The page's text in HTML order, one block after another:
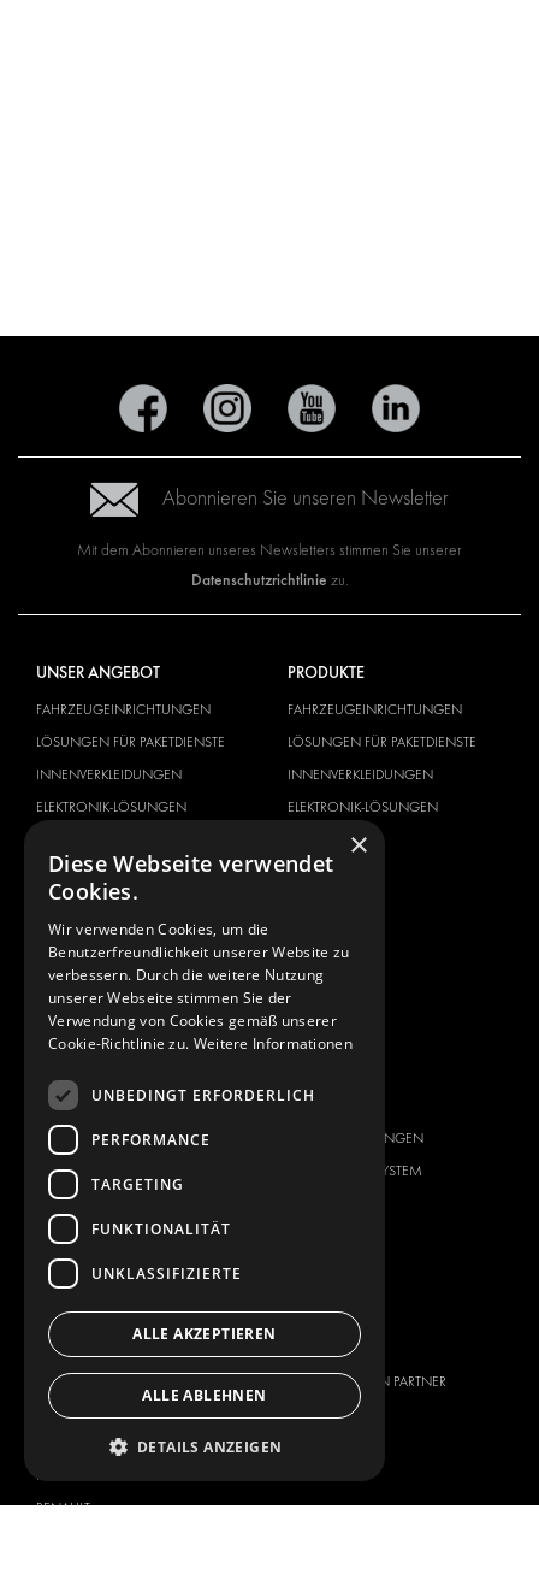
Abonnieren Sie unseren Newsletter
Mit dem Abonnieren unseres Newsletters stimmen Sie unserer
Datenschutzrichtlinie zu.
UNSER ANGEBOT
FAHRZEUGEINRICHTUNGEN
LÖSUNGEN FÜR PAKETDIENSTE
INNENVERKLEIDUNGEN
ELEKTRONIK-LÖSUNGEN
ZUBEHÖR
AUFBEWAHRUNGSMÖGLICHKEITEN
LÖSUNGEN FÜR DIE WERKSTATT
FAHRZEUGBEKLEBUNG
FLOTTENMANAGEMENT
SERVICE CENTER
PRODUKTE
FAHRZEUGEINRICHTUNGEN
LÖSUNGEN FÜR PAKETDIENSTE
INNENVERKLEIDUNGEN
ELEKTRONIK-LÖSUNGEN
FAHRZEUGHERSTELLER
DACIA
FIAT
FORD
HYUNDAI
IVECO
MAN
MAXUS
MERCEDES
NISSAN
PEUGEOT
RENAULT
KOMPLETTLÖSUNGEN
ÜBER MODUL-SYSTEM
KONTAKT
WERDEN SIE EIN PARTNER
×
Diese Webseite verwendet
Cookies.
Wir verwenden Cookies, um die
Benutzerfreundlichkeit unserer Website zu
verbessern. Durch die weitere Nutzung
unserer Webseite stimmen Sie der
Verwendung von Cookies gemäß unserer
Cookie-Richtlinie zu. Weitere Informationen
UNBEDINGT ERFORDERLICH
PERFORMANCE
TARGETING
FUNKTIONALITÄT
UNKLASSIFIZIERTE
ALLE AKZEPTIEREN
ALLE ABLEHNEN
DETAILS ANZEIGEN